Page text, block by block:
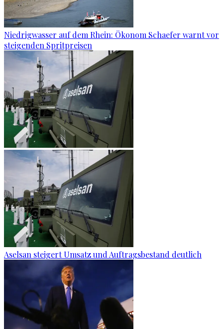
Niedrigwasser auf dem Rhein: Ökonom Schaefer warnt vor
steigenden Spritpreisen
Aselsan steigert Umsatz und Auftragsbestand deutlich